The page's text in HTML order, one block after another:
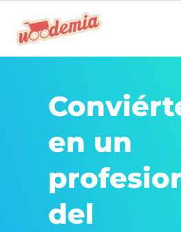
contenido
en un
del